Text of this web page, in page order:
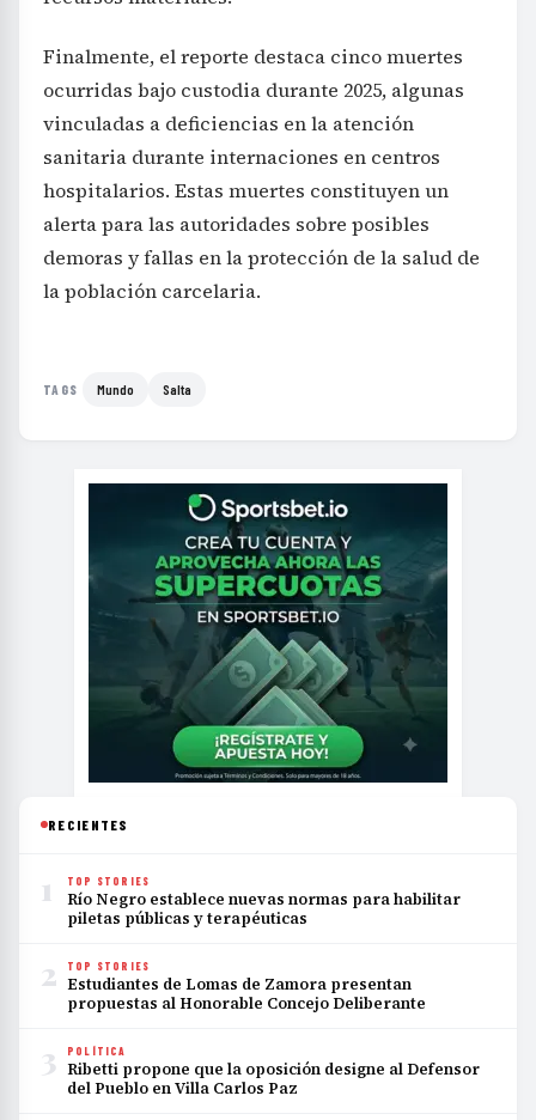
Finalmente, el reporte destaca cinco muertes
ocurridas bajo custodia durante 2025, algunas
vinculadas a deficiencias en la atención
sanitaria durante internaciones en centros
hospitalarios. Estas muertes constituyen un
alerta para las autoridades sobre posibles
demoras y fallas en la protección de la salud de
la población carcelaria.
TAGS Mundo Salta
RECIENTES
1 TOP STORIES
Río Negro establece nuevas normas para habilitar
piletas públicas y terapéuticas
2 TOP STORIES
Estudiantes de Lomas de Zamora presentan
propuestas al Honorable Concejo Deliberante
3 POLÍTICA
Ribetti propone que la oposición designe al Defensor
del Pueblo en Villa Carlos Paz